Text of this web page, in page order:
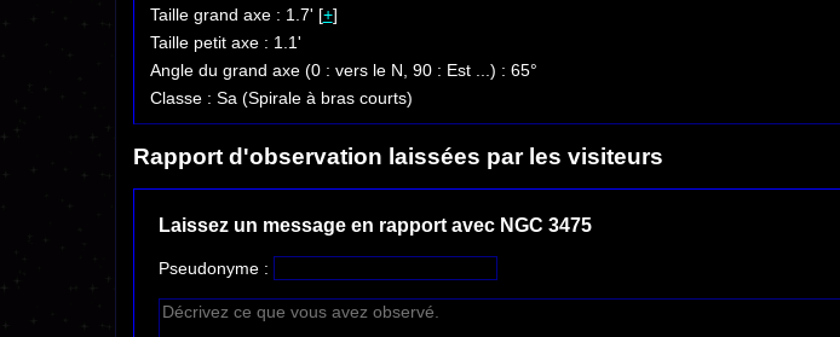
Taille grand axe : 1.7' [+]
Taille petit axe : 1.1'
Angle du grand axe (0 : vers le N, 90 : Est ...) : 65°
Classe : Sa (Spirale à bras courts)
Rapport d'observation laissées par les visiteurs
Laissez un message en rapport avec NGC 3475
Pseudonyme :